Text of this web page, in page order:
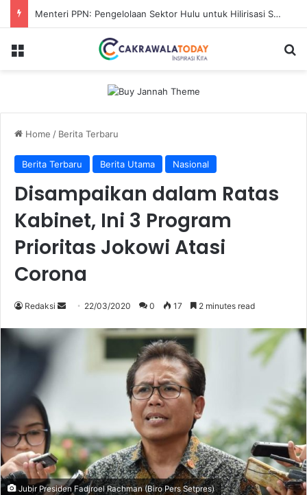
Karhutla Sungai Guntung Hilir Merangsek ke Hutan Primer, Alat Berat Tambahan Dikerahkan
Menu
Home / Berita Terbaru
Berita Terbaru Berita Utama Nasional
Disampaikan dalam Ratas
Kabinet, Ini 3 Program
Prioritas Jokowi Atasi
Corona
Redaksi
Send 22/03/2020 0 17 2 minutes read
Jubir Presiden Fadjroel Rachman (Biro Pers Setpres)